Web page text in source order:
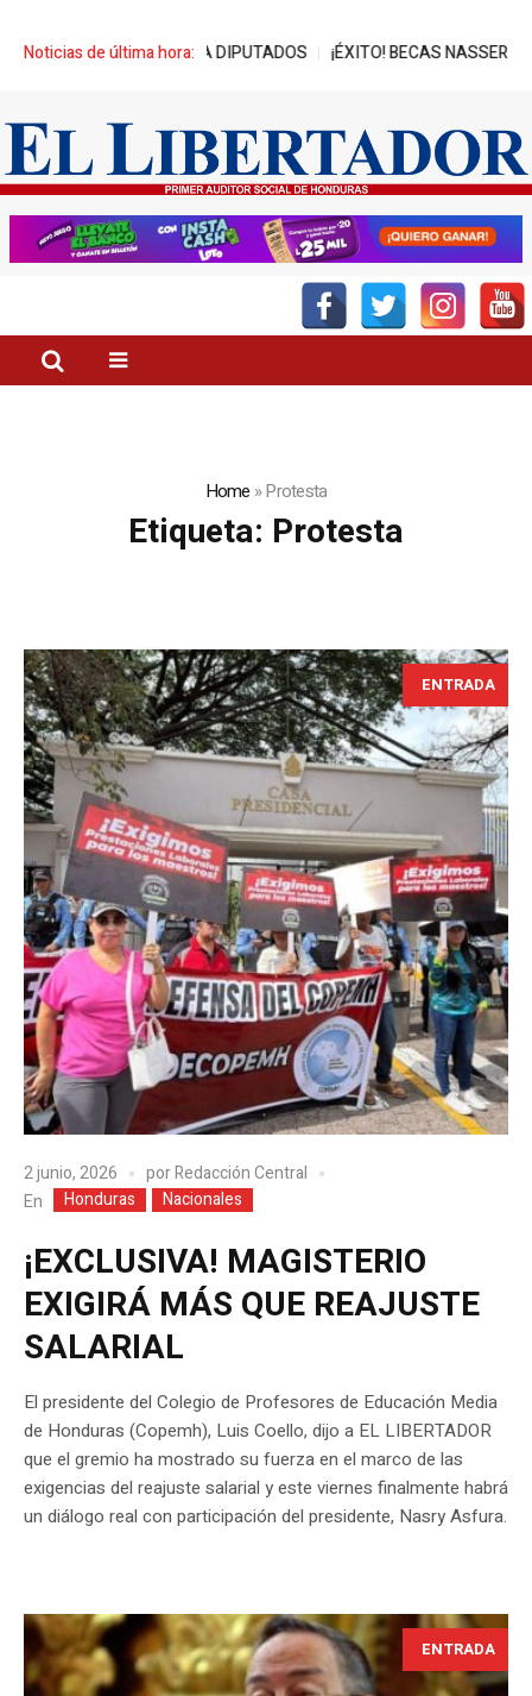
Noticias de última hora:
REPRESA A DIPUTADOS ¡ÉXITO! BECAS NASSER-UNITEC
Home »Protesta
Etiqueta: Protesta
ENTRADA
2 junio, 2026 porRedacción Central
En
Honduras Nacionales
¡EXCLUSIVA! MAGISTERIO
EXIGIRÁ MÁS QUE REAJUSTE
SALARIAL
El presidente del Colegio de Profesores de Educación Media
de Honduras (Copemh), Luis Coello, dijo a EL LIBERTADOR
que el gremio ha mostrado su fuerza en el marco de las
exigencias del reajuste salarial y este viernes finalmente habrá
un diálogo real con participación del presidente, Nasry Asfura.
ENTRADA